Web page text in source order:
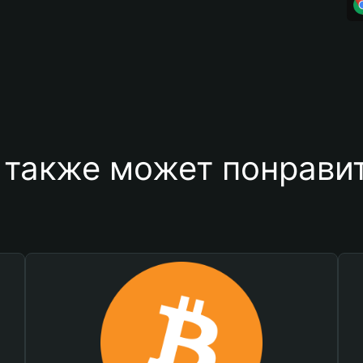
может